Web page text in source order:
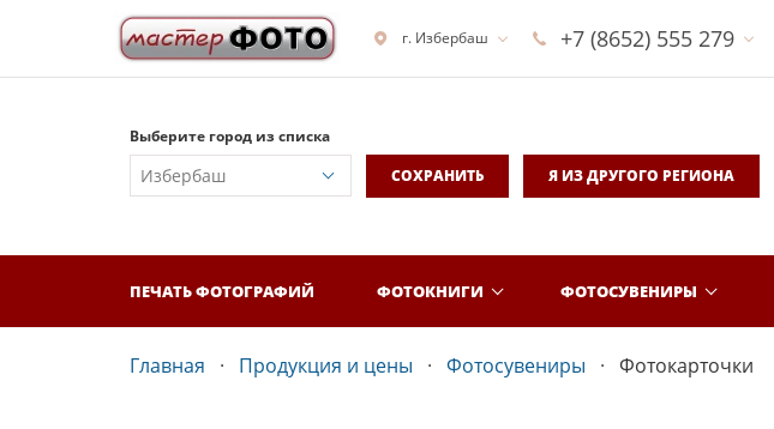
г. Избербаш +7 (8652) 555 279
Выберите город из списка
СОХРАНИТЬ
Я ИЗ ДРУГОГО РЕГИОНА
ПЕЧАТЬ ФОТОГРАФИЙ ФОТОКНИГИ ФОТОСУВЕНИРЫ
Главная Продукция и цены Фотосувениры Фотокарточки